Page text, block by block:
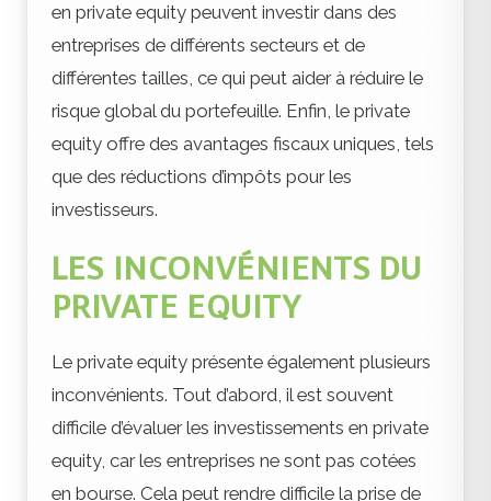
en private equity peuvent investir dans des
entreprises de différents secteurs et de
différentes tailles, ce qui peut aider à réduire le
risque global du portefeuille. Enfin, le private
equity offre des avantages fiscaux uniques, tels
que des réductions d’impôts pour les
investisseurs.
LES INCONVÉNIENTS DU
PRIVATE EQUITY
Le private equity présente également plusieurs
inconvénients. Tout d’abord, il est souvent
difficile d’évaluer les investissements en private
equity, car les entreprises ne sont pas cotées
en bourse. Cela peut rendre difficile la prise de